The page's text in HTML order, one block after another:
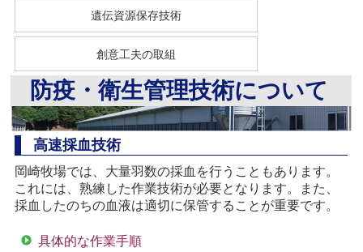
遺伝資源保存技術
創意工夫の取組
防疫・衛生管理技術について
高速採血技術
岡崎牧場では、大量羽数の採血を行うこともあります。
これには、熟練した作業技術が必要となります。また、
採血したのちの血液は適切に保管することが重要です。
具体的な作業手順